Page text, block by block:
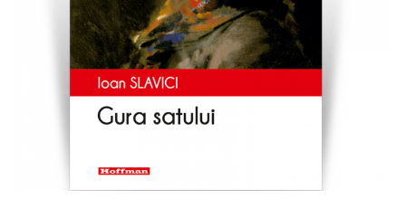
Literatura
Contemporana